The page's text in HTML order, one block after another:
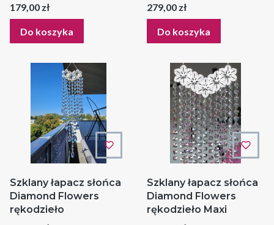
Cena
179,00 zł
Do koszyka
Cena
279,00 zł
Do koszyka
Szklany łapacz słońca
Diamond Flowers
rękodzieło
Szklany łapacz słońca
Diamond Flowers
rękodzieło Maxi